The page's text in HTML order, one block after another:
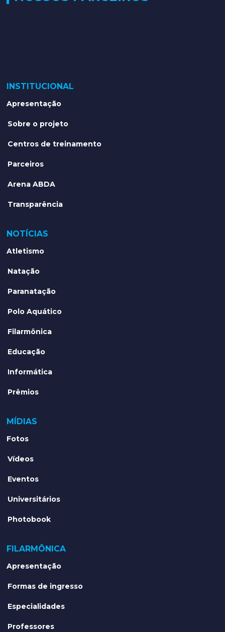
INSTITUCIONAL
Apresentação
Sobre o projeto
Centros de treinamento
Parceiros
Arena ABDA
Transparência
NOTÍCIAS
Atletismo
Natação
Paranatação
Polo Aquático
Filarmônica
Educação
Informática
Prêmios
MÍDIAS
Fotos
Vídeos
Eventos
Universitários
Photobook
FILARMÔNICA
Apresentação
Formas de ingresso
Especialidades
Professores